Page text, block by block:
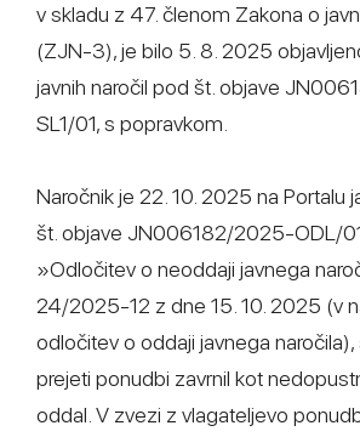
v skladu z 47. členom Zakona o
(ZJN-3), je bilo 5. 8. 2025
javnih naročil pod št. objave
SL1/01, s popravkom.
Naročnik je 22. 10. 2025 na Portalu
št. objave JN006182/2025-ODL/
»Odločitev o neoddaji javnega
24/2025-12 z dne 15. 10. 2025 (v
odločitev o oddaji javnega
prejeti ponudbi zavrnil kot
oddal. V zvezi z vlagateljevo